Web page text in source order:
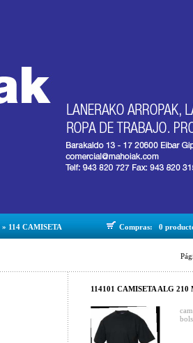
» 114 CAMISETA Compras: 0
114101 CAMISETA ALG